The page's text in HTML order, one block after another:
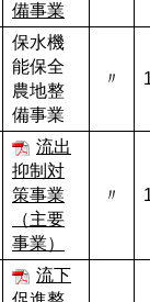
備事業
保水機
能保全
農地整
備事業
〃
流出
抑制対
策事業
（主要
事業）
〃
流下